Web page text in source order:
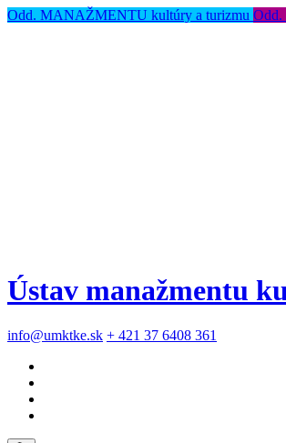
Odd. MANAŽMENTU kultúry a turizmu
Ústav manažmentu
info@umktke.sk + 421 37 6408 361